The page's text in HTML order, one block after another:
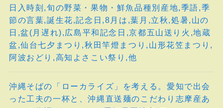
日入時刻,旬の野菜・果物・鮮魚品種別産地,季語,季
節の言葉,誕生花,記念日,8月は,葉月,立秋,処暑,山の
日,盆(月遅れ),広島平和記念日,京都五山送り火,地蔵
盆,仙台七夕まつり,秋田竿燈まつり,山形花笠まつり,
阿波おどり,高知よさこい祭り,他
沖縄そばの「ローカライズ」を考える。愛知で出会
った工夫の一杯と、沖縄直送麺のこだわり志摩産あ